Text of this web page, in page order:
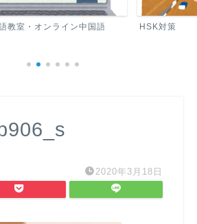
教室・オンライン中国語 HSK対策
2020年3月18日